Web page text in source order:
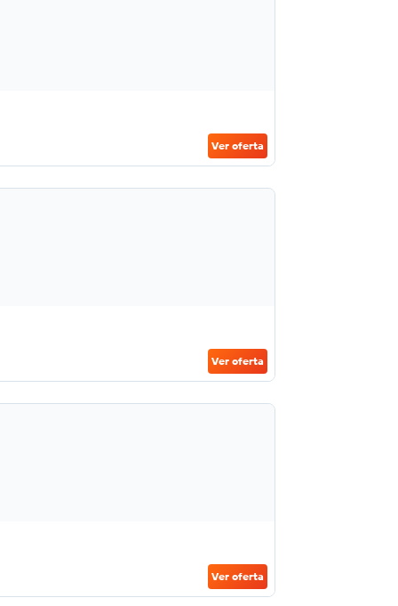
Ver oferta
Ver oferta
Ver oferta